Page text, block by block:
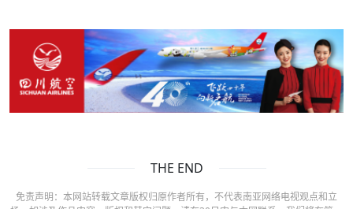
THE END
免责声明：本网站转载文章版权归原作者所有，不代表南亚网络电视观点和立